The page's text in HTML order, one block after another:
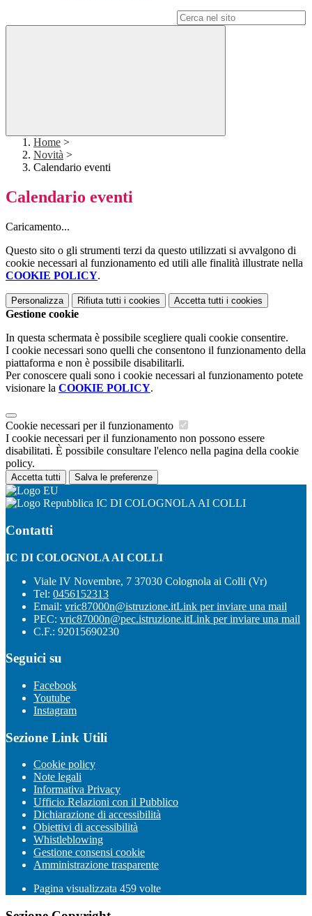
Home >
Novità >
Calendario eventi
Calendario eventi
Caricamento...
Questo sito o gli strumenti terzi da questo utilizzati si avvalgono di
cookie necessari al funzionamento ed utili alle finalità illustrate nella
COOKIE POLICY.
Personalizza Rifiuta tutti i cookies Accetta tutti i cookies
Gestione cookie
In questa schermata è possibile scegliere quali cookie consentire.
I cookie necessari sono quelli che consentono il funzionamento della
piattaforma e non è possibile disabilitarli.
Per conoscere quali sono i cookie necessari al funzionamento potete
visionare la COOKIE POLICY.
Cookie necessari per il funzionamento
I cookie necessari per il funzionamento non possono essere
disabilitati. È possibile consultare l'elenco nella pagina della cookie
policy.
Accetta tutti Salva le preferenze
IC DI COLOGNOLA AI COLLI
Contatti
IC DI COLOGNOLA AI COLLI
Viale IV Novembre, 7 37030 Colognola ai Colli (Vr)
Tel: 0456152313
Email: vric87000n@istruzione.itLink per inviare una mail
PEC: vric87000n@pec.istruzione.itLink per inviare una mail
C.F.: 92015690230
Seguici su
Facebook
Youtube
Instagram
Sezione Link Utili
Cookie policy
Note legali
Informativa Privacy
Ufficio Relazioni con il Pubblico
Dichiarazione di accessibilità
Obiettivi di accessibilità
Whistleblowing
Gestione consensi cookie
Amministrazione trasparente
Pagina visualizzata 459 volte